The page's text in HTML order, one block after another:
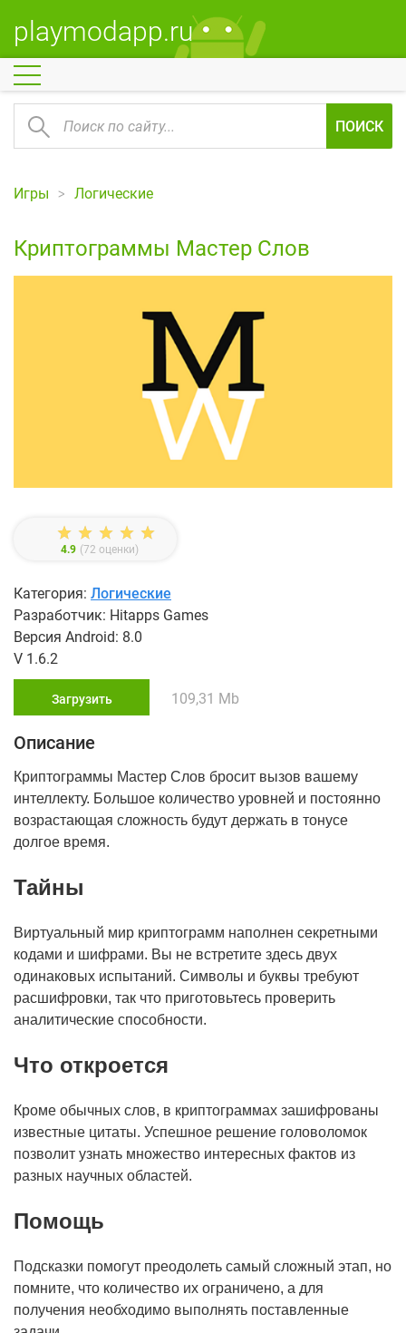
playmodapp.ru
ПОИСК
Игры Логические
Криптограммы Мастер Слов
4.9 (72 оценки)
Категория: Логические
Разработчик: Hitapps Games
Версия Android: 8.0
V 1.6.2
Загрузить 109,31 Mb
Описание
Криптограммы Мастер Слов бросит вызов вашему
интеллекту. Большое количество уровней и постоянно
возрастающая сложность будут держать в тонусе
долгое время.
Тайны
Виртуальный мир криптограмм наполнен секретными
кодами и шифрами. Вы не встретите здесь двух
одинаковых испытаний. Символы и буквы требуют
расшифровки, так что приготовьтесь проверить
аналитические способности.
Что откроется
Кроме обычных слов, в криптограммах зашифрованы
известные цитаты. Успешное решение головоломок
позволит узнать множество интересных фактов из
разных научных областей.
Помощь
Подсказки помогут преодолеть самый сложный этап, но
помните, что количество их ограничено, а для
получения необходимо выполнять поставленные